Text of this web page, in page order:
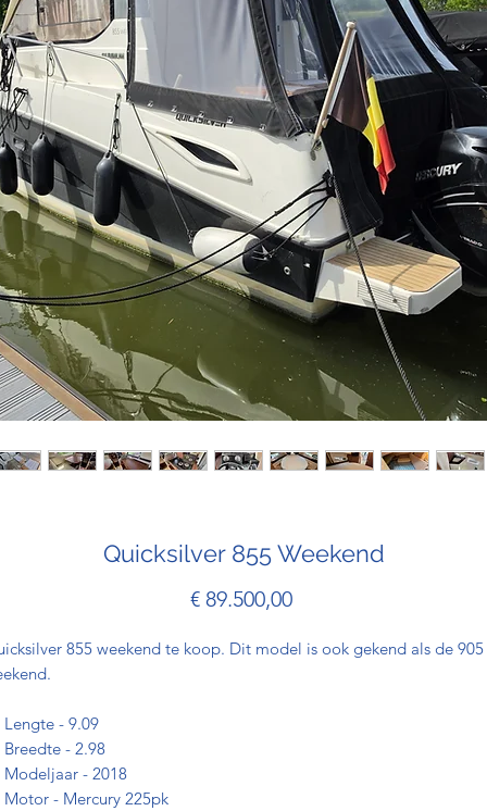
Quicksilver 855 Weekend
€ 89.500,00Prijs
855 weekend te koop. Dit model is ook gekend als de 905
Lengte - 9.09
Breedte - 2.98
Modeljaar - 2018
Motor - Mercury 225pk